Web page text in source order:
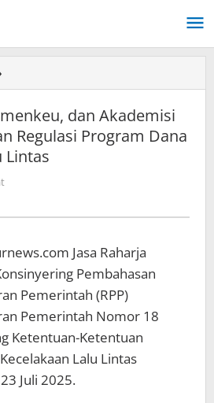
Raharja,
Kemenkeu,
dan
Akademisi
Bahas
Dana
Lalu
Lintas
dan Akademisi
Regulasi Program Dana
Lintas
Jasa Raharja
Pembahasan
Pemerintah (RPP)
Pemerintah Nomor 18
Ketentuan-Ketentuan
Lalu Lintas
Juli 2025.